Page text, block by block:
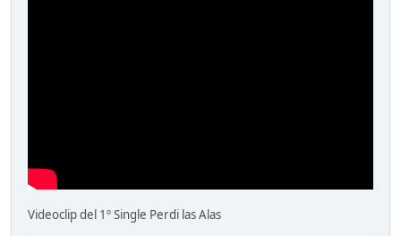
Videoclip del 1º Single Perdi las Alas